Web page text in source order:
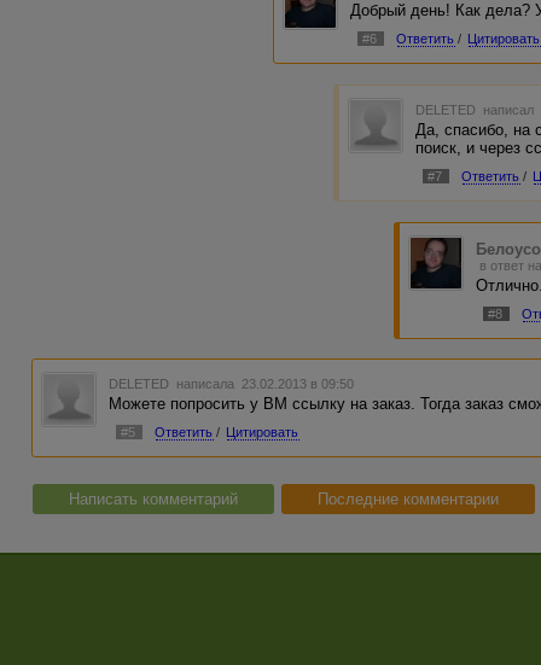
Добрый день! Как дела?
#6 Ответить / Цитировать
DELETED
Да, спасибо, на
поиск, и через
#7 Ответить /
в ответ
#8
DELETED написала 23.02.2013 в 09:50
Можете попросить у ВМ ссылку на заказ. Тогда заказ
#5 Ответить / Цитировать
Написать комментарий Последние комментарии